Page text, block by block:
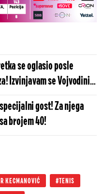
se oglasio posle
Izvinjavam se Vojvodini,
gost! Za njega
brojem 40!
KECMANOVIĆ TENIS